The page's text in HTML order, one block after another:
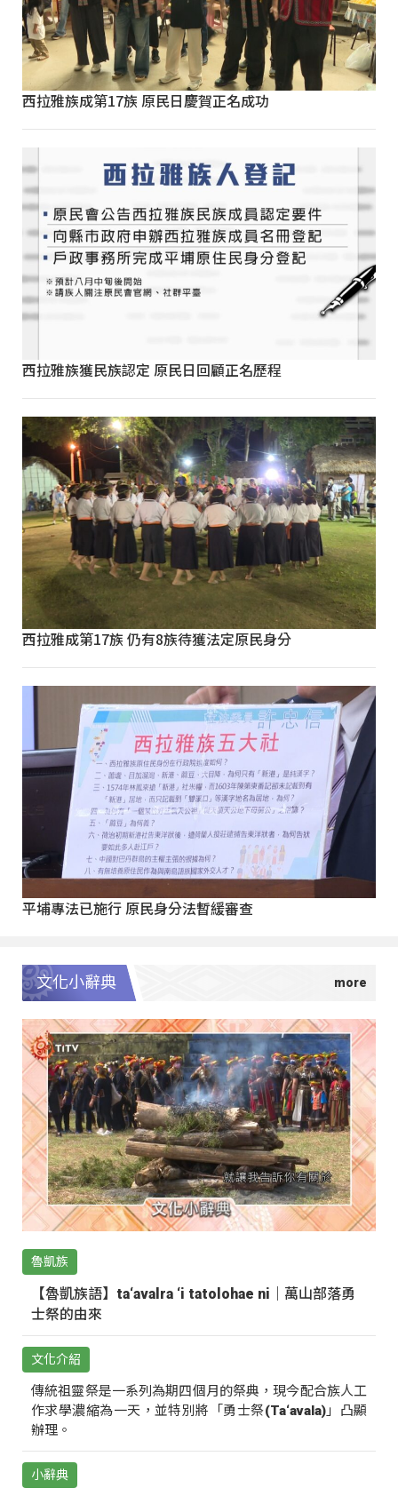
西拉雅族成第17族 原民日慶賀正名成功
西拉雅族獲民族認定 原民日回顧正名歷程
西拉雅成第17族 仍有8族待獲法定原民身分
平埔專法已施行 原民身分法暫緩審查
文化小辭典
魯凱族
【魯凱族語】ta‘avalra ‘i tatolohae ni｜萬山部落勇
士祭的由來
文化介紹
傳統祖靈祭是一系列為期四個月的祭典，現今配合族人工
作求學濃縮為一天，並特別將「勇士祭(Ta‘avala)」凸顯
辦理。
小辭典